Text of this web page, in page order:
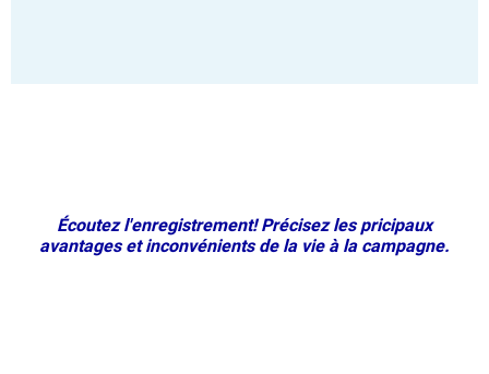
Écoutez l'enregistrement! Précisez les pricipaux
avantages et inconvénients de la vie à la campagne.